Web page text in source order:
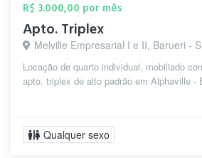
R$ 3.000,00 por mês
Apto. Triplex
Melville Empresarial I e II, Barueri -
Locação de quarto individual, mobiliado
apto. triplex de alto padrão em Alphaville -
Qualquer sexo